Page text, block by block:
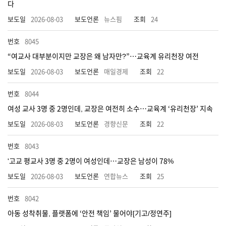
다
2026-08-03 뉴스핌 24
8045
“여교사 대부분이지만 교장은 왜 남자만?”…교육계 유리천장 여전
2026-08-03 매일경제 22
8044
여성 교사 3명 중 2명인데, 교장은 여전히 소수…교육계 ‘유리천장’ 지속
2026-08-03 경향신문 22
8043
'고교 평교사 3명 중 2명이 여성인데…교장은 남성이 78%
2026-08-03 연합뉴스 25
8042
아동 성착취물, 플랫폼에 ‘안전 책임’ 물어야[기고/정연주]